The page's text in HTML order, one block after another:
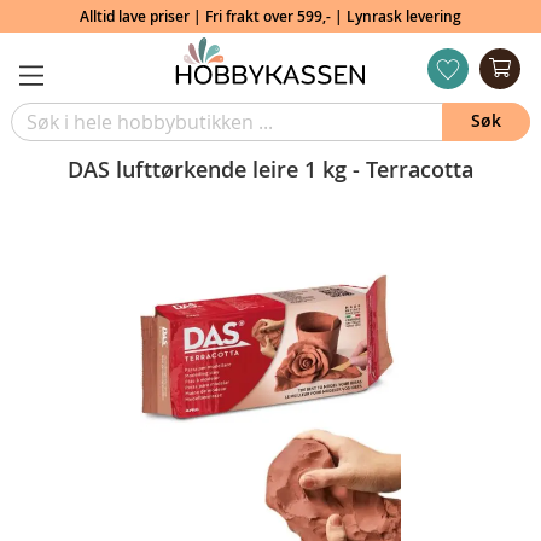
Alltid lave priser | Fri frakt over 599,- | Lynrask levering
DAS lufttørkende leire 1 kg - Terracotta
Søk
ønskeliste